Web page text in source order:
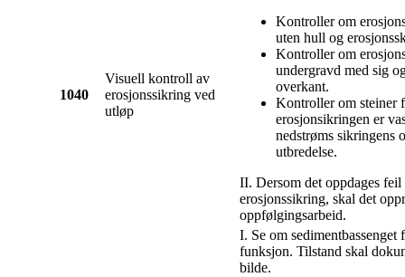
1040
Visuell kontroll av
erosjonssikring ved
utløp
Kontroller om
uten hull og
Kontroller om
undergravd med sig
overkant.
Kontroller om steiner
erosjonsikringen er
nedstrøms sikringens
utbredelse.
II. Dersom det oppdages feil
erosjonssikring, skal det
oppfølgingsarbeid.
I. Se om sedimentbassenget
funksjon. Tilstand skal
bilde.